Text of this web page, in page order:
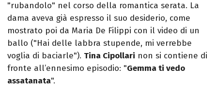
"rubandolo" nel corso della romantica serata. La
dama aveva già espresso il suo desiderio, come
mostrato poi da Maria De Filippi con il video di un
ballo ("Hai delle labbra stupende, mi verrebbe
voglia di baciarle"). Tina Cipollari non si contiene di
fronte all’ennesimo episodio: "Gemma ti vedo
assatanata".